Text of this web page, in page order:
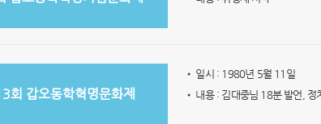
회 갑오동학혁명문화제
• 일시 : 1980년 5월 11일
• 내용 : 김대중님 18분 발언, 정